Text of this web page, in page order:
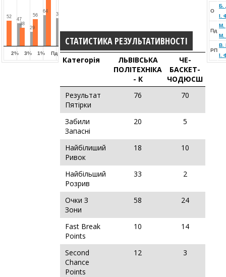
52 47
2%
38
29
3%
56
64
1%
37
Пд
СТАТИСТИКА РЕЗУЛЬТАТИВНОСТІ
Категорія
ЛЬВІВСЬКА
ПОЛІТЕХНІКА
- К
ЧЕ-
БАСКЕТ-
ЧОДЮСШ
Результат
Пятірки
76 70
Забили
Запасні
20 5
Найбілиший
Ривок
18 10
Найбільший
Розрив
33 2
Очки З
Зони
58 24
Fast Break
Points
10 14
Second
Chance
Points
12 3
О
Б.
І.
Пд
М.
М.
РП
В.
І.